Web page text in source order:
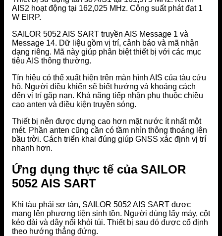
AIS2 hoạt động tại 162,025 MHz. Công suất phát đạt 1
W EIRP.
SAILOR 5052 AIS SART truyền AIS Message 1 và
Message 14. Dữ liệu gồm vị trí, cảnh báo và mã nhận
dạng riêng. Mã này giúp phân biệt thiết bị với các mục
tiêu AIS thông thường.
Tín hiệu có thể xuất hiện trên màn hình AIS của tàu cứu
hộ. Người điều khiển sẽ biết hướng và khoảng cách
đến vị trí gặp nạn. Khả năng tiếp nhận phụ thuộc chiều
cao anten và điều kiện truyền sóng.
Thiết bị nên được dựng cao hơn mặt nước ít nhất một
mét. Phần anten cũng cần có tầm nhìn thông thoáng lên
bầu trời. Cách triển khai đúng giúp GNSS xác định vị trí
nhanh hơn.
Ứng dụng thực tế của SAILOR
5052 AIS SART
Khi tàu phải sơ tán, SAILOR 5052 AIS SART được
mang lên phương tiện sinh tồn. Người dùng lấy máy, cột
kéo dài và dây nổi khỏi túi. Thiết bị sau đó được cố định
theo hướng thẳng đứng.